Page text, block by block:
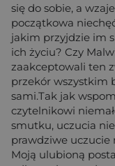
się do sobie, a
początkowa
jakim przyjdzie im
ich życiu? Czy
zaakceptowali ten
przekór wszystkim
sami.Tak jak
czytelnikowi
smutku, uczucia
prawdziwe uczucie
Moją ulubioną